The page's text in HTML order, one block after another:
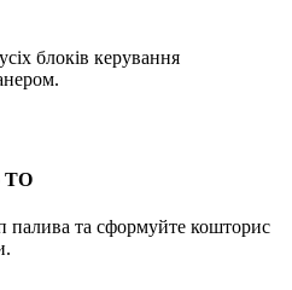
блоків керування
ТО
палива та сформуйте кошторис